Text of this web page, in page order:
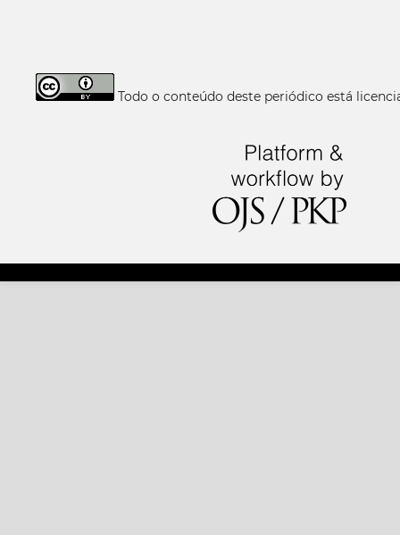
Todo o conteúdo deste periódico está